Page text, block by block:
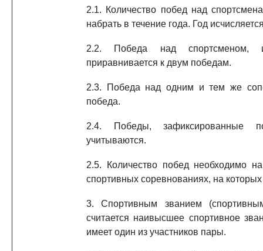
2.1. Количество побед над
набрать в течение года. Год
2.2. Победа над спортсменом,
приравнивается к двум победам.
2.3. Победа над одним и тем же
победа.
2.4. Победы, зафиксированные
учитываются.
2.5. Количество побед необходимо
спортивных соревнованиях, на
3. Спортивным званием
считается наивысшее спортивное
имеет один из участников пары.